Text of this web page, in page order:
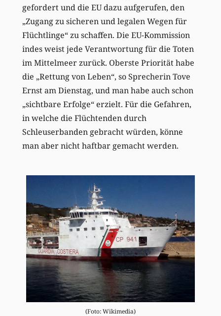
gefordert und die EU dazu aufgerufen, den
„Zugang zu sicheren und legalen Wegen für
Flüchtlinge“ zu schaffen. Die EU-Kommission
indes weist jede Verantwortung für die Toten
im Mittelmeer zurück. Oberste Priorität habe
die „Rettung von Leben“, so Sprecherin Tove
Ernst am Dienstag, und man habe auch schon
„sichtbare Erfolge“ erzielt. Für die Gefahren,
in welche die Flüchtenden durch
Schleuserbanden gebracht würden, könne
man aber nicht haftbar gemacht werden.
(Foto: Wikimedia)